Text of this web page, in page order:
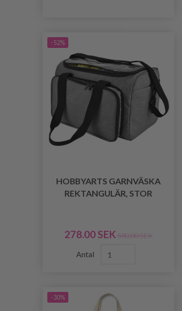
-52%
HOBBYARTS GARNVÄSKA
REKTANGULÄR, STOR
278.00 SEK 580.00 SEK
Antal
-30%